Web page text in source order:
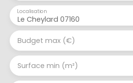
Le Cheylard 07160
Localisation
Budget max (€)
Surface min (m²)